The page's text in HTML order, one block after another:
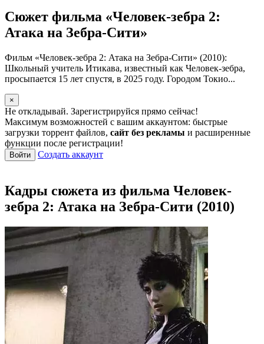
Сюжет фильма «Человек-зебра 2:
Атака на Зебра-Сити»
Фильм «Человек-зебра 2: Атака на Зебра-Сити» (2010):
Школьный учитель Итикава, известный как Человек-зебра,
просыпается 15 лет спустя, в 2025 году. Городом Токио...
×
Не откладывай. Зарегистрируйся прямо сейчас!
Максимум возможностей с вашим аккаунтом: быстрые
загрузки торрент файлов, сайт без рекламы и расширенные
функции после регистрации!
Войти Создать аккаунт
Кадры сюжета из фильма Человек-
зебра 2: Атака на Зебра-Сити (2010)